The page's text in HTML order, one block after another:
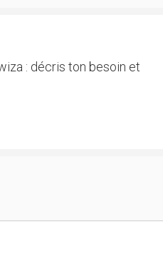
: décris ton besoin et